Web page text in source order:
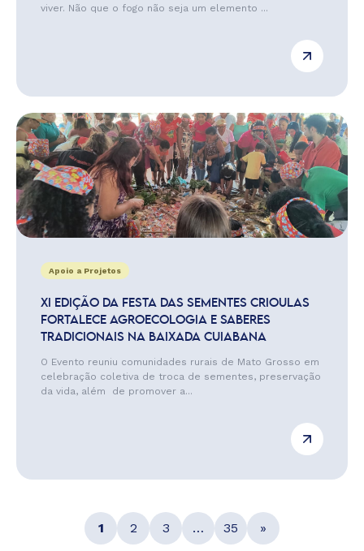
viver. Não que o fogo não seja um elemento ...
Apoio a Projetos
XI EDIÇÃO DA FESTA DAS SEMENTES CRIOULAS
FORTALECE AGROECOLOGIA E SABERES
TRADICIONAIS NA BAIXADA CUIABANA
O Evento reuniu comunidades rurais de Mato Grosso em
celebração coletiva de troca de sementes, preservação
da vida, além de promover a...
1 2 3 … 35 »